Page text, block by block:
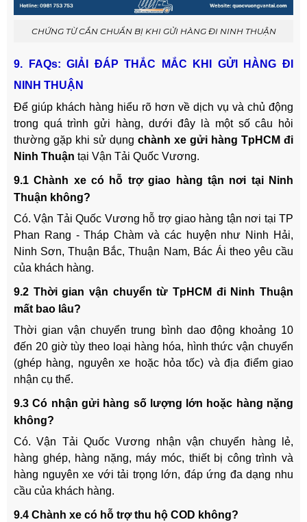
CHỨNG TỪ CẦN CHUẨN BỊ KHI GỬI HÀNG ĐI NINH THUẬN
9. FAQs: GIẢI ĐÁP THẮC MẮC KHI GỬI HÀNG ĐI
NINH THUẬN
Để giúp khách hàng hiểu rõ hơn về dịch vụ và chủ động
trong quá trình gửi hàng, dưới đây là một số câu hỏi
thường gặp khi sử dụng chành xe gửi hàng TpHCM đi
Ninh Thuận tại Vận Tải Quốc Vương.
9.1 Chành xe có hỗ trợ giao hàng tận nơi tại Ninh
Thuận không?
Có. Vận Tải Quốc Vương hỗ trợ giao hàng tận nơi tại TP
Phan Rang - Tháp Chàm và các huyện như Ninh Hải,
Ninh Sơn, Thuận Bắc, Thuận Nam, Bác Ái theo yêu cầu
của khách hàng.
9.2 Thời gian vận chuyển từ TpHCM đi Ninh Thuận
mất bao lâu?
Thời gian vận chuyển trung bình dao động khoảng 10
đến 20 giờ tùy theo loại hàng hóa, hình thức vận chuyển
(ghép hàng, nguyên xe hoặc hỏa tốc) và địa điểm giao
nhận cụ thể.
9.3 Có nhận gửi hàng số lượng lớn hoặc hàng nặng
không?
Có. Vận Tải Quốc Vương nhận vận chuyển hàng lẻ,
hàng ghép, hàng nặng, máy móc, thiết bị công trình và
hàng nguyên xe với tải trọng lớn, đáp ứng đa dạng nhu
cầu của khách hàng.
9.4 Chành xe có hỗ trợ thu hộ COD không?